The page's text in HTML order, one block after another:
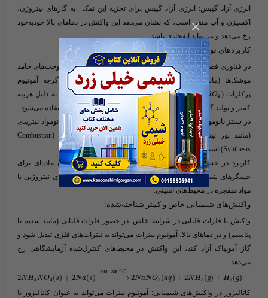
×
انرژی آزاد گیبس: انرژی آزاد گیبس برای تجزیه این نمک به گازهای نیتروژن،
اکسیژن و آب منفی است، که نشان می‌دهد این واکنش در دماهای بالا خودبه‌خود
رخ می‌دهد و می‌تواند انفجاری باشد.
کاربردهای نوین و تخصصی:
در فناوری فضایی:آمونیوم نیترات به عنوان یک اکسیدکننده در سوخت‌های جامد
موشک‌ها (مانند پیشرانه‌های کامپوزیتی) بررسی شده است. اگرچه آمونیوم
پرکلرات (​
NH4 lO4
​) در این زمینه رایج‌تر است، آمونیوم نیترات به دلیل هزینه
کمتر و تولید گازهای کمتر سمی در برخی سیستم‌های آزمایشی استفاده می‌شود.
در سنتز نانومواد:آمونیوم نیترات به عنوان منبع نیتروژن در سنتز نانومواد نیتریدی
(مانند بور نیترید یا آلومینیوم نیترید ) در روش‌های احتراقی (Combustion
Synthesis) استفاده می‌شود.
کاربرد در حسگرها:برخی تحقیقات از آمونیوم نیترات به عنوان ماده‌ای برای
حسگرهای شیمیایی استفاده کرده‌اند، به‌ویژه برای تشخیص گازهای نیتروژنی یا
مواد منفجره در محیط‌های امنیتی.
واکنش‌های شیمیایی خاص و کمتر شناخته‌شده:
واکنش با فلزات قلیایی در شرایط خاص: در حضور فلزات قلیایی (مانند سدیم یا
پتاسیم) و در دماهای بالا، آمونیوم نیترات می‌تواند به نیترات‌های فلزی تبدیل شود و
گاز آمونیاک آزاد کند، این واکنش در محیط‌های کنترل‌شده آزمایشگاهی رخ
می‌دهد.
2NH4NO3 (s) + 2Na(s) − →
−−−−−
200−300∘C
2NaNO3 (aq) + 2NH3 (g) + H2 (g)
کاتالیزور در واکنش‌های شیمیایی: آمونیوم نیترات می‌تواند به عنوان کاتالیزور یا